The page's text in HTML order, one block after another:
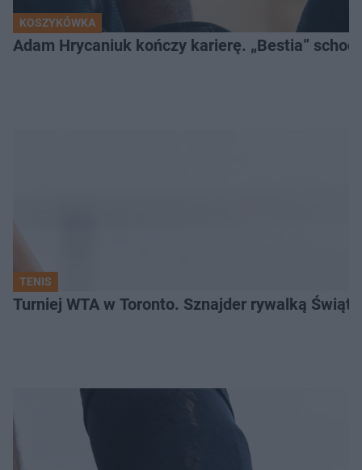
KOSZYKÓWKA
Adam Hrycaniuk kończy karierę. „Bestia”
TENIS
Turniej WTA w Toronto. Sznajder rywalką